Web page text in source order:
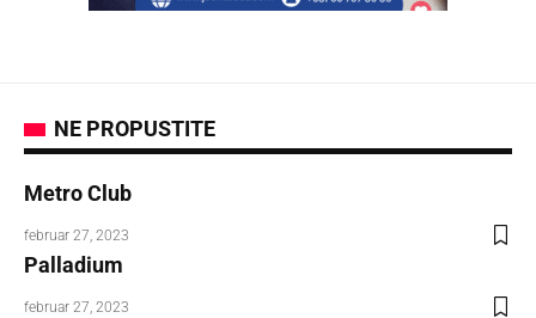
NE PROPUSTITE
Metro Club
februar 27, 2023
Palladium
februar 27, 2023